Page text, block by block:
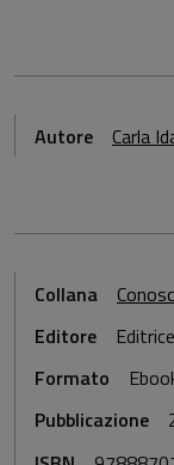
Autore Carla
Collana
Editore
Formato
Pubblicazione